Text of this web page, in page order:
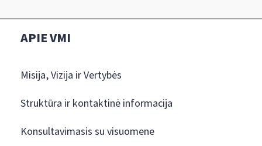
APIE VMI
Misija, Vizija ir Vertybės
Struktūra ir kontaktinė informacija
Konsultavimasis su visuomene